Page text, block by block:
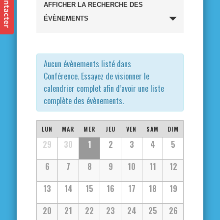
et
de
vues
Évènements
AFFICHER LA RECHERCHE DES
ÉVÈNEMENTS
Aucun évènements listé dans
Conférence. Essayez de visionner le
calendrier complet afin d’avoir une liste
complète des évènements.
Calendrier
de
Évènements
Calendrier
Évènements
LUN MAR MER JEU VEN SAM DIM
29 30 1 2 3 4
5
6
7 8 9 10 11
12
13
14 15 16 17 18
19
20
21 22 23 24 25 26